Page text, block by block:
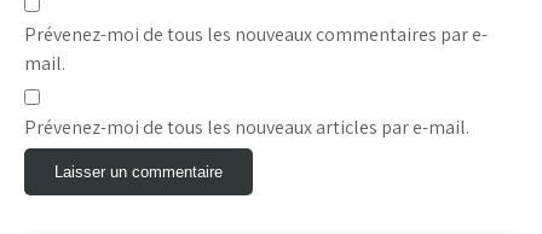
Prévenez-moi de tous les nouveaux commentaires par e-
mail.
Prévenez-moi de tous les nouveaux articles par e-mail.